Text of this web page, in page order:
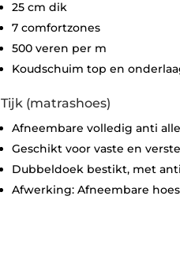
25 cm dik
7 comfortzones
500 veren per m
Koudschuim top en
Tijk (matrashoes)
Afneembare volledig anti
Geschikt voor vaste en
Dubbeldoek bestikt, met
Afwerking: Afneembare hoes